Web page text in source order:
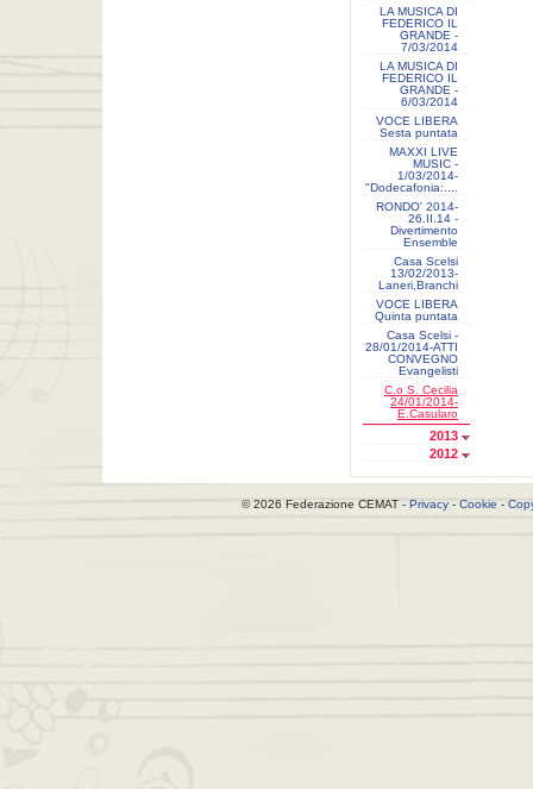
LA MUSICA DI
FEDERICO IL
GRANDE -
7/03/2014
LA MUSICA DI
FEDERICO IL
GRANDE -
6/03/2014
VOCE LIBERA
Sesta puntata
MAXXI LIVE
MUSIC -
1/03/2014-
"Dodecafonia:....
RONDO' 2014-
26.II.14 -
Divertimento
Ensemble
Casa Scelsi
13/02/2013-
Laneri,Branchi
VOCE LIBERA
Quinta puntata
Casa Scelsi -
28/01/2014-ATTI
CONVEGNO
Evangelisti
C.o S. Cecilia
24/01/2014-
E.Casularo
2013
2012
© 2026 Federazione CEMAT - Privacy - Cookie -